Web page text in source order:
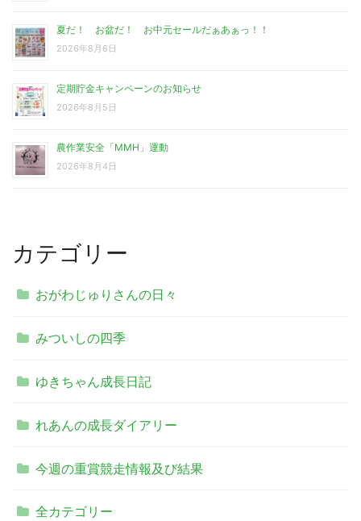
夏だ！ お盆だ！ お中元セールだぁあぁっ！！
2026年8月6日
定期貯金キャンペーンのお知らせ
2026年8月5日
農作業安全「MMH」運動
2026年8月4日
カテゴリー
おがわじゅりさんの日々
みついしの四季
ゆきちゃん成長日記
れあんの成長ダイアリー
今週の重賞競走情報及び結果
全カテゴリー